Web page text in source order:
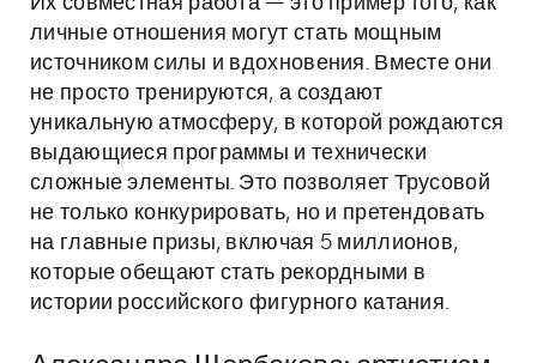
личные отношения могут стать мощным
источником силы и вдохновения. Вместе они
не просто тренируются, а создают
уникальную атмосферу, в которой рождаются
выдающиеся программы и технически
сложные элементы. Это позволяет Трусовой
не только конкурировать, но и претендовать
на главные призы, включая 5 миллионов,
которые обещают стать рекордными в
истории российского фигурного катания.